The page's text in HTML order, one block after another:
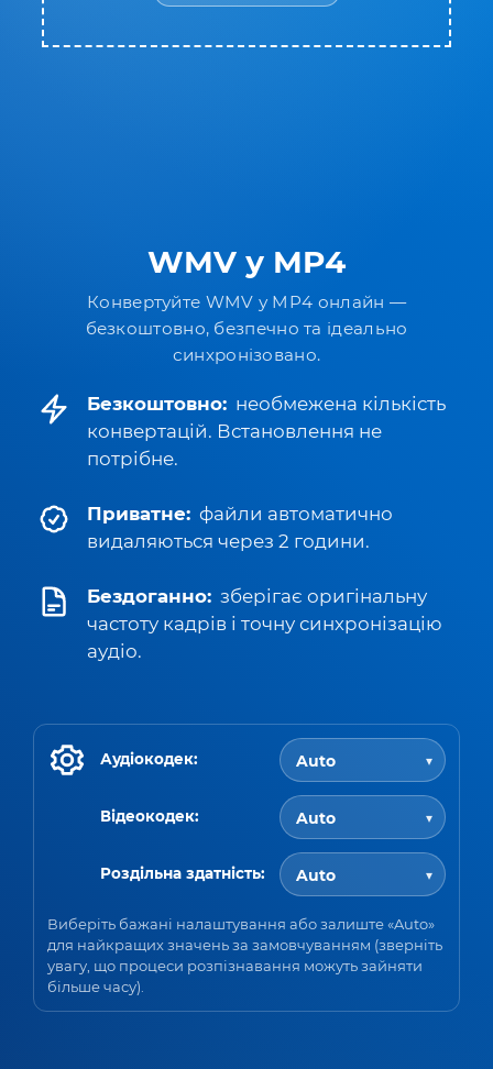
WMV у MP4
Конвертуйте WMV у MP4 онлайн —
безкоштовно, безпечно та ідеально
синхронізовано.
Безкоштовно: необмежена кількість
конвертацій. Встановлення не
потрібне.
Приватне: файли автоматично
видаляються через 2 години.
Бездоганно: зберігає оригінальну
частоту кадрів і точну синхронізацію
аудіо.
Аудіокодек:
Відеокодек:
Роздільна здатність:
Виберіть бажані налаштування або залиште «Auto»
для найкращих значень за замовчуванням (зверніть
увагу, що процеси розпізнавання можуть зайняти
більше часу).